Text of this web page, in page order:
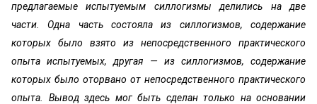
предлагаемые испытуемым силлогизмы делились на две
части. Одна часть состояла из силлогизмов, содержание
которых было взято из непосредственного практического
опыта испытуемых, другая — из силлогизмов, содержание
которых было оторвано от непосредственного практического
опыта. Вывод здесь мог быть сделан только на основании